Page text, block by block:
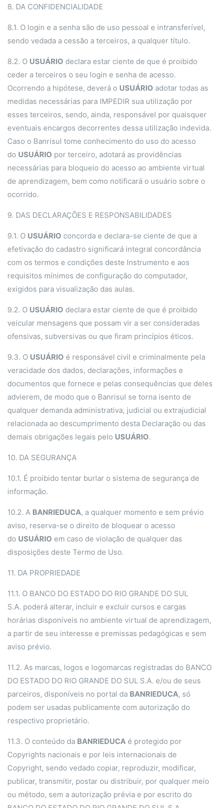
8. DA CONFIDENCIALIDADE
8.1. O login e a senha são de uso pessoal e intransferível,
sendo vedada a cessão a terceiros, a qualquer título.
8.2. O USUÁRIO declara estar ciente de que é proibido
ceder a terceiros o seu login e senha de acesso.
Ocorrendo a hipótese, deverá o USUÁRIO adotar todas as
medidas necessárias para IMPEDIR sua utilização por
esses terceiros, sendo, ainda, responsável por quaisquer
eventuais encargos decorrentes dessa utilização indevida.
Caso o Banrisul tome conhecimento do uso do acesso
do USUÁRIO por terceiro, adotará as providências
necessárias para bloqueio do acesso ao ambiente virtual
de aprendizagem, bem como notificará o usuário sobre o
ocorrido.
9. DAS DECLARAÇÕES E RESPONSABILIDADES
9.1. O USUÁRIO concorda e declara-se ciente de que a
efetivação do cadastro significará integral concordância
com os termos e condições deste Instrumento e aos
requisitos mínimos de configuração do computador,
exigidos para visualização das aulas.
9.2. O USUÁRIO declara estar ciente de que é proibido
veicular mensagens que possam vir a ser consideradas
ofensivas, subversivas ou que firam princípios éticos.
9.3. O USUÁRIO é responsável civil e criminalmente pela
veracidade dos dados, declarações, informações e
documentos que fornece e pelas consequências que deles
advierem, de modo que o Banrisul se torna isento de
qualquer demanda administrativa, judicial ou extrajudicial
relacionada ao descumprimento desta Declaração ou das
demais obrigações legais pelo USUÁRIO.
10. DA SEGURANÇA
10.1. É proibido tentar burlar o sistema de segurança de
informação.
10.2. A BANRIEDUCA, a qualquer momento e sem prévio
aviso, reserva-se o direito de bloquear o acesso
do USUÁRIO em caso de violação de qualquer das
disposições deste Termo de Uso.
11. DA PROPRIEDADE
11.1. O BANCO DO ESTADO DO RIO GRANDE DO SUL
S.A. poderá alterar, incluir e excluir cursos e cargas
horárias disponíveis no ambiente virtual de aprendizagem,
a partir de seu interesse e premissas pedagógicas e sem
aviso prévio.
11.2. As marcas, logos e logomarcas registradas do BANCO
DO ESTADO DO RIO GRANDE DO SUL S.A. e/ou de seus
parceiros, disponíveis no portal da BANRIEDUCA, só
podem ser usadas publicamente com autorização do
respectivo proprietário.
11.3. O conteúdo da BANRIEDUCA é protegido por
Copyrights nacionais e por leis internacionais de
Copyright, sendo vedado copiar, reproduzir, modificar,
publicar, transmitir, postar ou distribuir, por qualquer meio
ou método, sem a autorização prévia e por escrito do